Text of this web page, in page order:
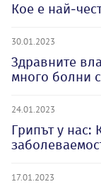
Кое е най-
30.01.2023
Здравните
много болни
24.01.2023
Грипът у нас:
17.01.2023